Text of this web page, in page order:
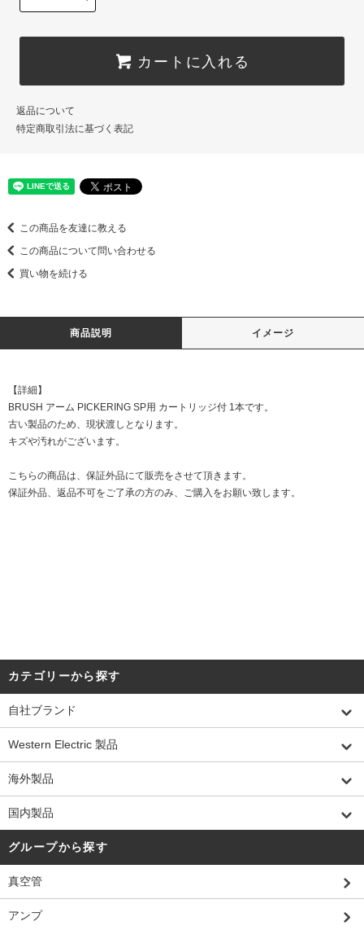
カートに入れる
返品について
特定商取引法に基づく表記
この商品を友達に教える
この商品について問い合わせる
買い物を続ける
商品説明 イメージ
【詳細】
BRUSH アーム PICKERING SP用 カートリッジ付 1本です。
古い製品のため、現状渡しとなります。
キズや汚れがございます。
こちらの商品は、保証外品にて販売をさせて頂きます。
保証外品、返品不可をご了承の方のみ、ご購入をお願い致します。
カテゴリーから探す
自社ブランド
Western Electric 製品
海外製品
国内製品
グループから探す
真空管
アンプ